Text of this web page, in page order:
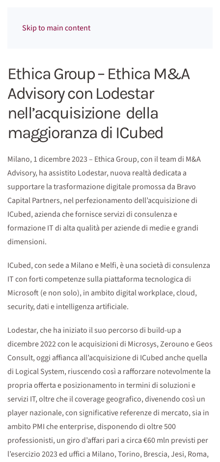
Skip to main content
Ethica Group – Ethica M&A
Advisory con Lodestar
nell’acquisizione della
maggioranza di ICubed
Milano, 1 dicembre 2023 – Ethica Group, con il team di M&A
Advisory, ha assistito Lodestar, nuova realtà dedicata a
supportare la trasformazione digitale promossa da Bravo
Capital Partners, nel perfezionamento dell’acquisizione di
ICubed, azienda che fornisce servizi di consulenza e
formazione IT di alta qualità per aziende di medie e grandi
dimensioni.
ICubed, con sede a Milano e Melfi, è una società di consulenza
IT con forti competenze sulla piattaforma tecnologica di
Microsoft (e non solo), in ambito digital workplace, cloud,
security, dati e intelligenza artificiale.
Lodestar, che ha iniziato il suo percorso di build-up a
dicembre 2022 con le acquisizioni di Microsys, Zerouno e Geos
Consult, oggi affianca all’acquisizione di ICubed anche quella
di Logical System, riuscendo così a rafforzare notevolmente la
propria offerta e posizionamento in termini di soluzioni e
servizi IT, oltre che il coverage geografico, divenendo così un
player nazionale, con significative referenze di mercato, sia in
ambito PMI che enterprise, disponendo di oltre 500
professionisti, un giro d’affari pari a circa €60 mln previsti per
l’esercizio 2023 ed uffici a Milano, Torino, Brescia, Jesi, Roma,